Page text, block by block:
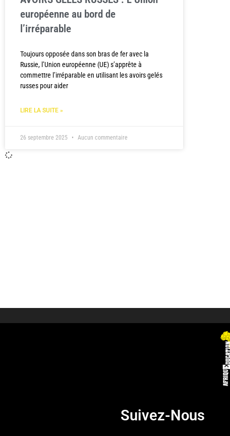
européenne au bord de
l’irréparable
Toujours opposée dans son bras de fer avec la
Russie, l’Union européenne (UE) s’apprête à
commettre l’irréparable en utilisant les avoirs gelés
russes pour aider
LIRE LA SUITE »
26 septembre 2025 Aucun commentaire
Suivez-Nous